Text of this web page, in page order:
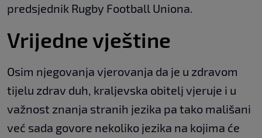
predsjednik Rugby Football Uniona.
Vrijedne vještine
Osim njegovanja vjerovanja da je u zdravom
tijelu zdrav duh, kraljevska obitelj vjeruje i u
važnost znanja stranih jezika pa tako mališani
već sada govore nekoliko jezika na kojima će